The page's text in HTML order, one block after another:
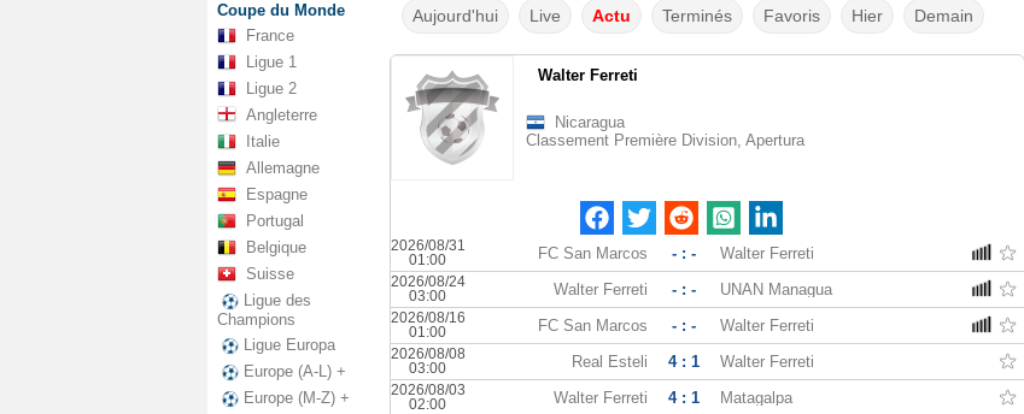
Coupe du Monde
France
Ligue 1
Ligue 2
Angleterre
Italie
Allemagne
Espagne
Portugal
Belgique
Suisse
Ligue des
Champions
Ligue Europa
Europe (A-L) +
Europe (M-Z) +
Aujourd'hui Live Actu Terminés Favoris Hier Demain
Walter Ferreti
Nicaragua
Classement Première Division, Apertura
2026/08/31
01:00
FC San Marcos - : - Walter Ferreti
2026/08/24
03:00
Walter Ferreti - : - UNAN Managua
2026/08/16
01:00
FC San Marcos - : - Walter Ferreti
2026/08/08
03:00
Real Esteli 4 : 1 Walter Ferreti
2026/08/03
02:00
Walter Ferreti 4 : 1 Matagalpa